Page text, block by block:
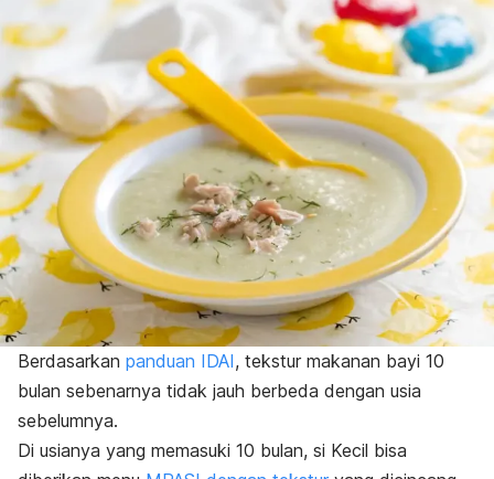
Berdasarkan panduan IDAI, tekstur makanan bayi 10
bulan sebenarnya tidak jauh berbeda dengan usia
sebelumnya.
Di usianya yang memasuki 10 bulan, si Kecil bisa